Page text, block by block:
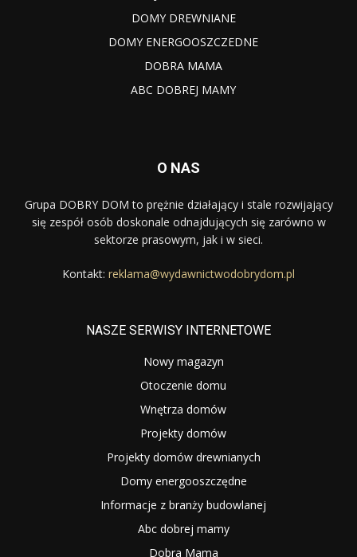
DOMY DREWNIANE
DOMY ENERGOOSZCZEDNE
DOBRA MAMA
ABC DOBREJ MAMY
O NAS
Grupa DOBRY DOM to prężnie działający i stale rozwijający
się zespół osób doskonale odnajdujących się zarówno w
sektorze prasowym, jak i w sieci.
Kontakt: reklama@wydawnictwodobrydom.pl
NASZE SERWISY INTERNETOWE
Nowy magazyn
Otoczenie domu
Wnętrza domów
Projekty domów
Projekty domów drewnianych
Domy energooszczędne
Informacje z branży budowlanej
Abc dobrej mamy
Dobra Mama